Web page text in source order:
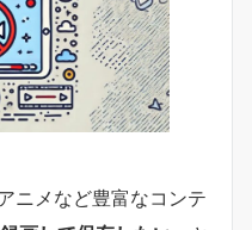
ニメなど豊富なコンテ